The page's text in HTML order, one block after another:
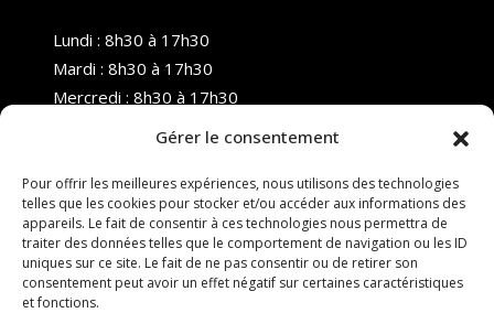
Gérer le consentement
Pour offrir les meilleures expériences, nous utilisons des technologies
telles que les cookies pour stocker et/ou accéder aux informations des
appareils. Le fait de consentir à ces technologies nous permettra de
traiter des données telles que le comportement de navigation ou les ID
uniques sur ce site. Le fait de ne pas consentir ou de retirer son
consentement peut avoir un effet négatif sur certaines caractéristiques
et fonctions.
Lundi : 8h30 à 17h30
Mardi : 8h30 à 17h30
Mercredi : 8h30 à 17h30
Samedi : Fermé
Dimanche : Fermé